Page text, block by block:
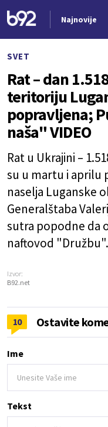
Najnovije
SVET
Rat – dan
teritoriju
popravljena;
naša" VIDEO
Rat u Ukrajini –
su u martu i aprilu
naselja Luganske
Generalštaba
sutra popodne da
naftovod "Družbu".
Izvor:
B92.net
10 Ostavite
Ime
Tekst